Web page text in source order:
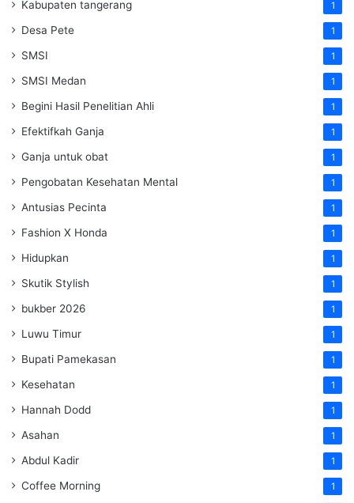
Kabupaten tangerang 1
Desa Pete 1
SMSI 1
SMSI Medan 1
Begini Hasil Penelitian Ahli 1
Efektifkah Ganja 1
Ganja untuk obat 1
Pengobatan Kesehatan Mental 1
Antusias Pecinta 1
Fashion X Honda 1
Hidupkan 1
Skutik Stylish 1
bukber 2026 1
Luwu Timur 1
Bupati Pamekasan 1
Kesehatan 1
Hannah Dodd 1
Asahan 1
Abdul Kadir 1
Coffee Morning 1